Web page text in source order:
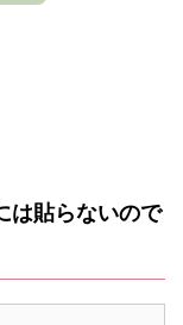
は貼らないので